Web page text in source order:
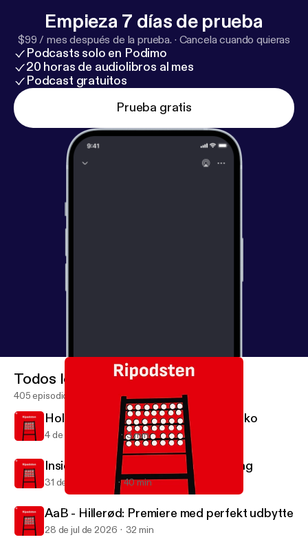
Empieza 7 días de prueba
$99 / mes después de la prueba. · Cancela cuando quieras
Podcasts solo en Podimo
20 horas de audiolibros al mes
Podcast gratuitos
Prueba gratis
Ripodsten
Todos los episodios
405 episodios
Holstebro B - AaB: Lille flirt med fiasko
4 de ago de 2026 3 min
Inside: Comebacks i sigte og nyt tiltag
31 de jul de 2026 40 min
AaB - Hillerød: Premiere med perfekt udbytte
28 de jul de 2026 32 min